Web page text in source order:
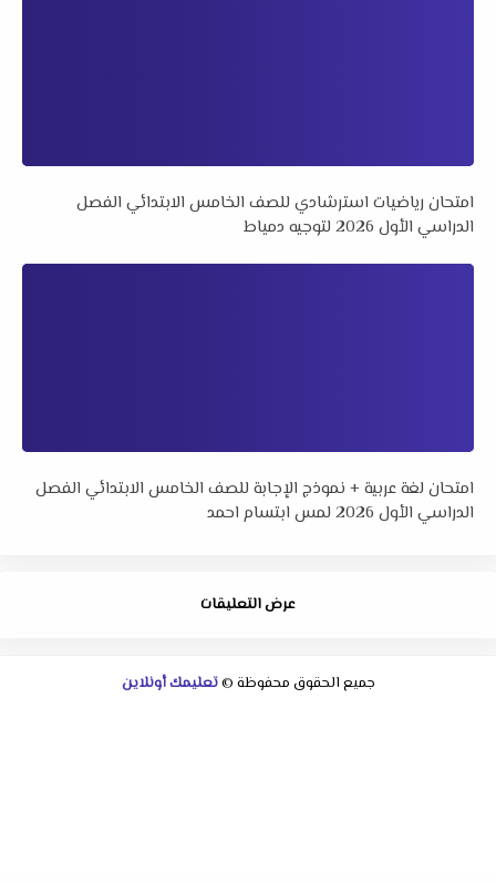
امتحان رياضيات استرشادي للصف الخامس الابتدائي الفصل
الدراسي الأول 2026 لتوجيه دمياط
امتحان لغة عربية + نموذج الإجابة للصف الخامس الابتدائي الفصل
الدراسي الأول 2026 لمس ابتسام احمد
عرض التعليقات
جميع الحقوق محفوظة ©تعليمك أونلاين